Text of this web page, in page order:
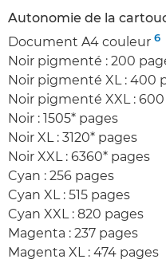
Autonomie de la
Document A4 couleur 6
Noir pigmenté : 200
Noir pigmenté XL : 400
Noir pigmenté XXL :
Noir : 1505* pages
Noir XL : 3120* pages
Noir XXL : 6360* pages
Cyan : 256 pages
Cyan XL : 515 pages
Cyan XXL : 820 pages
Magenta : 237 pages
Magenta XL : 474 pages